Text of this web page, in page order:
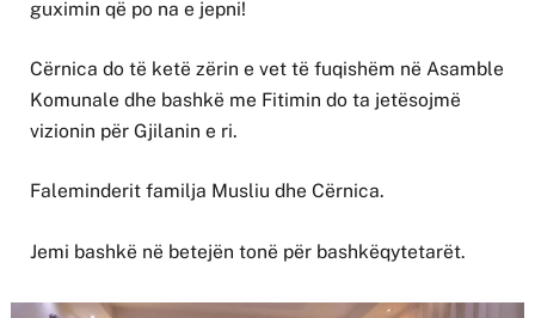
guximin që po na e jepni!
Cërnica do të ketë zërin e vet të fuqishëm në Asamble
Komunale dhe bashkë me Fitimin do ta jetësojmë
vizionin për Gjilanin e ri.
Faleminderit familja Musliu dhe Cërnica.
Jemi bashkë në betejën tonë për bashkëqytetarët.